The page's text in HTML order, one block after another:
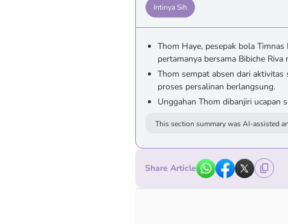
Intinya Sih
Thom Haye, pesepak bola
pertamanya bersama Bibiche
Thom sempat absen dari
proses persalinan berlangsung.
Unggahan Thom dibanjiri ucapan
This section summary was AI-assisted
Share Article